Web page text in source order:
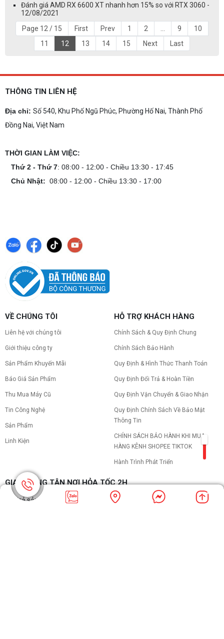
Đánh giá AMD RX 6600 XT nhanh hơn 15% so với RTX 3060 -
12/08/2021
Page 12 / 15
First Prev 1 2 9
10
11
12 13 14 15 Next Last
THÔNG TIN LIÊN HỆ
Địa chỉ: Số 540, Khu Phố Ngũ Phúc, Phường Hố Nai, Thành Phố
Đồng Nai, Việt Nam
THỜI GIAN LÀM VIỆC:
Thứ 2 - Thứ 7: 08:00 - 12:00 - Chiều 13:30 - 17:45
Chủ Nhật: 08:00 - 12:00 - Chiều 13:30 - 17:00
VỀ CHÚNG TÔI
Liên hệ với chúng tôi
Giới thiệu công ty
Sản Phẩm Khuyến Mãi
Báo Giá Sản Phẩm
Thu Mua Máy Cũ
Tin Công Nghệ
Sản Phẩm
Linh Kiện
HỖ TRỢ KHÁCH HÀNG
Chính Sách & Quy Định Chung
Chính Sách Bảo Hành
Quy Định & Hình Thức Thanh Toán
Quy Định Đổi Trả & Hoàn Tiền
Quy Định Vận Chuyển & Giao Nhận
Quy Định Chính Sách Về Bảo Mật
Thông Tin
CHÍNH SÁCH BẢO HÀNH KHI MUA
HÀNG KÊNH SHOPEE TIKTOK
Hành Trình Phát Triển
GIAO HÀNG TẬN NƠI HỎA TỐC 2H
Đổi trả sản phẩm trong vòng 7 ngày Kiểm tra tình trạng hàng hóa